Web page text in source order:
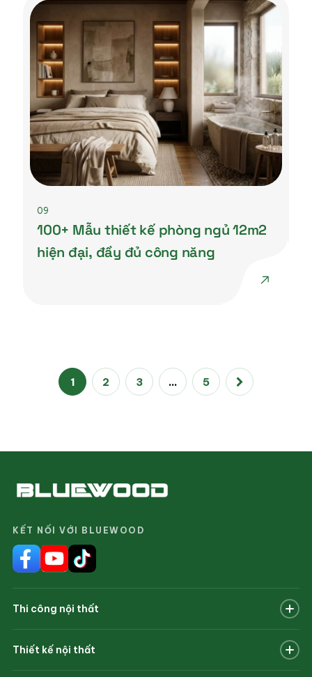
09
100+ Mẫu thiết kế phòng ngủ 12m2
hiện đại, đầy đủ công năng
1 2 3 … 5
KẾT NỐI VỚI BLUEWOOD
Thi công nội thất
Thiết kế nội thất